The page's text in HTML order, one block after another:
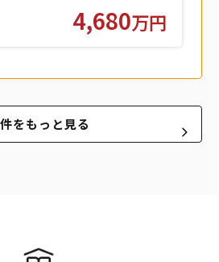
4,680万円
をもっと見る